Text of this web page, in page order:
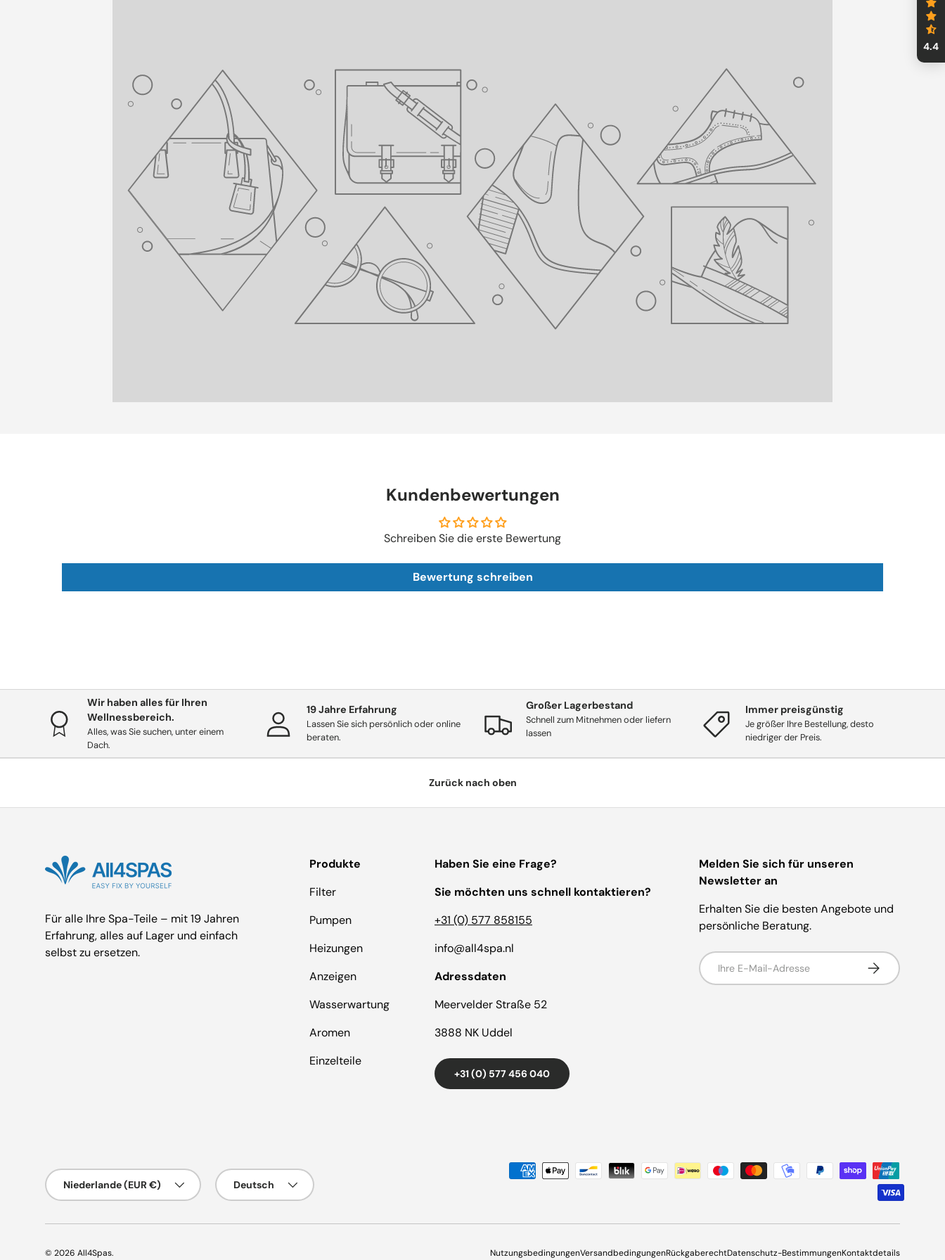
korrekt funktioniert und um Leckagen zu vermeiden.
Kundenbewertungen
Schreiben Sie die erste Bewertung
Bewertung schreiben
Wir haben alles für Ihren
Wellnessbereich.
Alles, was Sie suchen, unter einem
Dach.
19 Jahre Erfahrung
Lassen Sie sich persönlich oder online
beraten.
Großer Lagerbestand
Schnell zum Mitnehmen oder liefern
lassen
Immer preisgünstig
Je größer Ihre Bestellung, desto
niedriger der Preis.
Zurück nach oben
Für alle Ihre Spa-Teile – mit 19 Jahren
Erfahrung, alles auf Lager und einfach
selbst zu ersetzen.
Produkte
Filter
Pumpen
Heizungen
Anzeigen
Wasserwartung
Aromen
Einzelteile
Haben Sie eine Frage?
Sie möchten uns schnell kontaktieren?
+31 (0) 577 858155
info@all4spa.nl
Adressdaten
Meervelder Straße 52
3888 NK Uddel
+31 (0) 577 456 040
Melden Sie sich für unseren
Newsletter an
Erhalten Sie die besten Angebote und
persönliche Beratung.
E-Mail-Adresse Abonnieren
Zahlungsmethoden
Land/Region
Niederlande (EUR €)
Sprache
Deutsch
© 2026 All4Spas. NutzungsbedingungenVersandbedingungenRückgaberechtDatenschutz-BestimmungenKontaktdetails
4.4